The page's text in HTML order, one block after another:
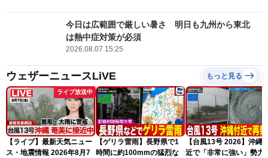
今日は広範囲で厳しい暑さ 明日も九州から東北
は熱中症対策が必須
2026.08.07 15:25
ウェザーニュースLiVE もっと見る
ライブ放送中
【ライブ】最新天気ニュー
ス・地震情報 2026年8月7
【ゲリラ雷雨】長野県で1
時間に約100mmの猛烈な
【台風13号 2026】沖縄
近で「非常に強い」勢力